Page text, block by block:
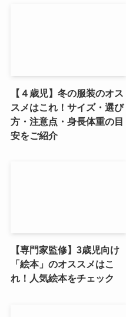
【４歳児】冬の服装のオス
スメはこれ！サイズ・選び
方・注意点・身長体重の目
安をご紹介
【専門家監修】3歳児向け
「絵本」のオススメはこ
れ！人気絵本をチェック